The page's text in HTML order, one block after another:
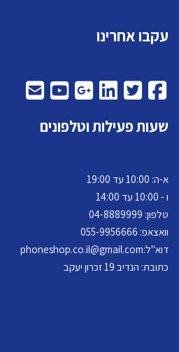
עקבו אחרינו
שעות פעילות וטלפונים
א-ה: 10:00 עד 19:00
ו - 10:00 עד 14:00
טלפון: 04- 8889999
וואצאפ: 055-9956666
דוא"ל:phoneshop.co.il@gmail.com
כתובת: הנדיב 19 זכרון יעקב